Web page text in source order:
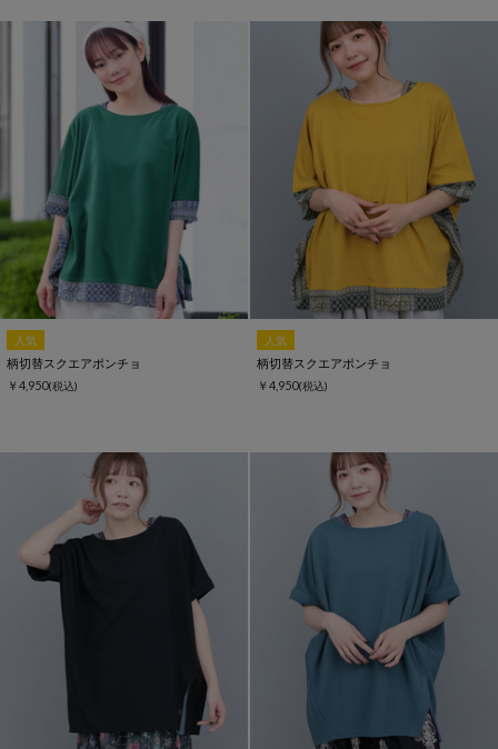
人気
柄切替スクエアポンチョ
￥4,950(税込)
人気
柄切替スクエアポンチョ
￥4,950(税込)